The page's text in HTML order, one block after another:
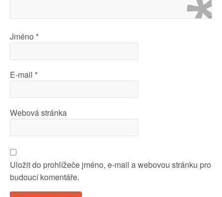
Jméno *
E-mail *
Webová stránka
Uložit do prohlížeče jméno, e-mail a webovou stránku pro
budoucí komentáře.